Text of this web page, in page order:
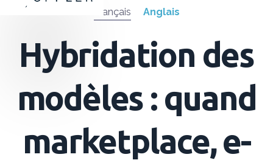
Français Anglais
Hybridation des
modèles : quand
marketplace, e-